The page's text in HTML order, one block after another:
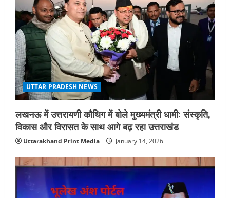
a
t
i
o
n
UTTAR PRADESH NEWS
लखनऊ में उत्तरायणी कौथिग में बोले मुख्यमंत्री धामी: संस्कृति,
विकास और विरासत के साथ आगे बढ़ रहा उत्तराखंड
Uttarakhand Print Media January 14, 2026